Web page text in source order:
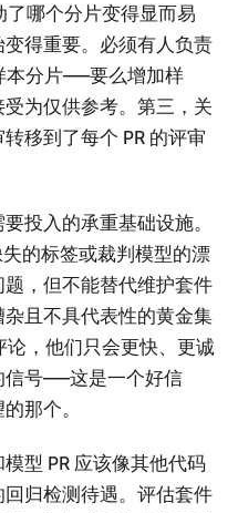
哪个分片变得显而易
得重要。必须有人负责
本分片——要么增加样
为仅供参考。第三，关
移到了每个 PR 的评审
投入的承重基础设施。
的标签或裁判模型的漂
，但不能替代维护套件
且不具代表性的黄金集
，他们只会更快、更诚
信号——这是一个好信
那个。
型 PR 应该像其他代码
归检测待遇。评估套件